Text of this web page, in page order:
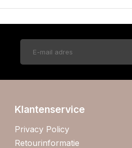
Klantenservice
Privacy Policy
Retourinformatie